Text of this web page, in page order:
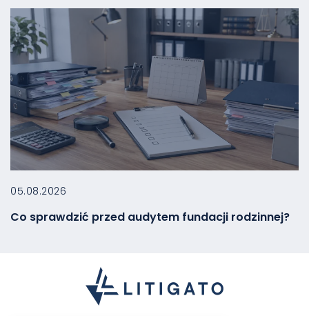
05.08.2026
Co sprawdzić przed audytem fundacji rodzinnej?